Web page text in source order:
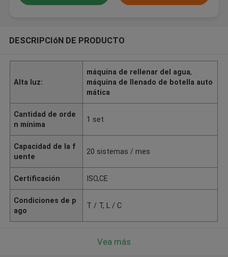
DESCRIPCIóN DE PRODUCTO
Alta luz:
máquina de rellenar del agua,
máquina de llenado de botella auto
mática
Cantidad de orde
n mínima
1 set
Capacidad de la f
uente
20 sistemas / mes
Certificación ISO,CE
Condiciones de p
ago
T / T, L / C
Vea más